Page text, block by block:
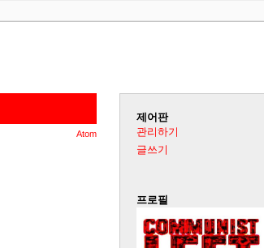
Atom
제어판
관리하기
글쓰기
프로필